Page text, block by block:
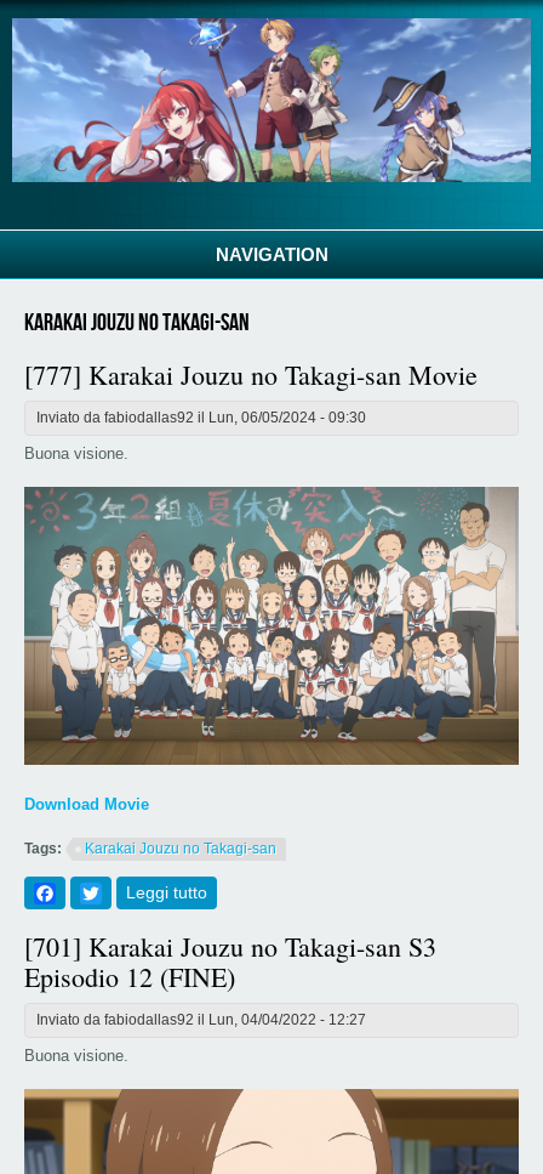
NAVIGATION
Karakai Jouzu no Takagi-san
[777] Karakai Jouzu no Takagi-san Movie
Inviato da fabiodallas92 il Lun, 06/05/2024 - 09:30
Buona visione.
Download Movie
Tags: Karakai Jouzu no Takagi-san
Facebook
Twitter
Leggi tutto
Movie
[701] Karakai Jouzu no Takagi-san S3
Episodio 12 (FINE)
Inviato da fabiodallas92 il Lun, 04/04/2022 - 12:27
Buona visione.